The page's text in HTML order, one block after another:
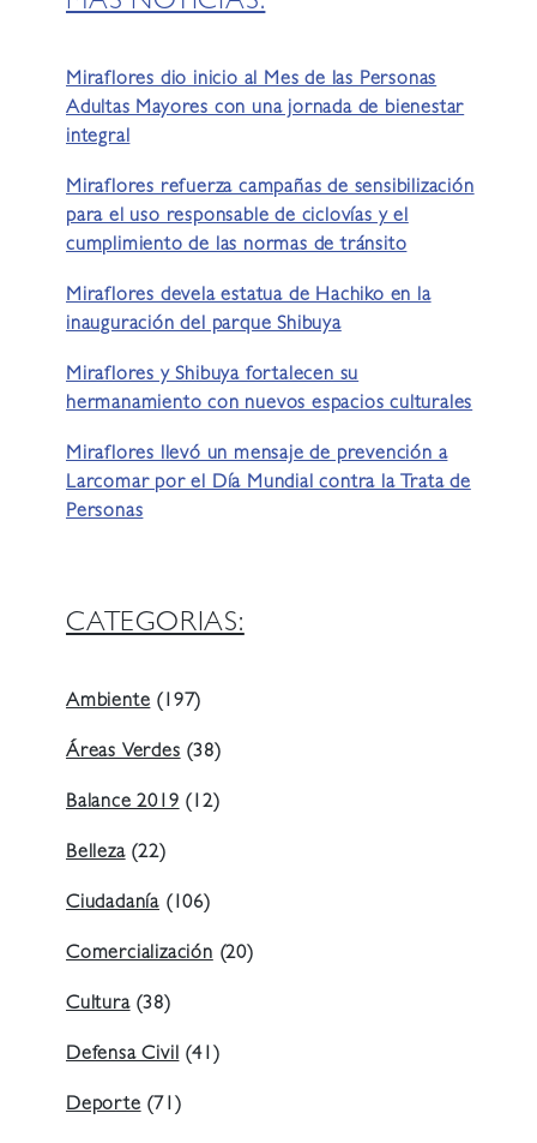
Miraflores dio inicio al Mes de las Personas
Adultas Mayores con una jornada de bienestar
integral
Miraflores refuerza campañas de sensibilización
para el uso responsable de ciclovías y el
cumplimiento de las normas de tránsito
Miraflores devela estatua de Hachiko en la
inauguración del parque Shibuya
Miraflores y Shibuya fortalecen su
hermanamiento con nuevos espacios culturales
Miraflores llevó un mensaje de prevención a
Larcomar por el Día Mundial contra la Trata de
Personas
CATEGORIAS:
Ambiente (197)
Áreas Verdes (38)
Balance 2019 (12)
Belleza(22)
Ciudadanía (106)
Comercialización (20)
Cultura(38)
Defensa Civil (41)
Deporte (71)